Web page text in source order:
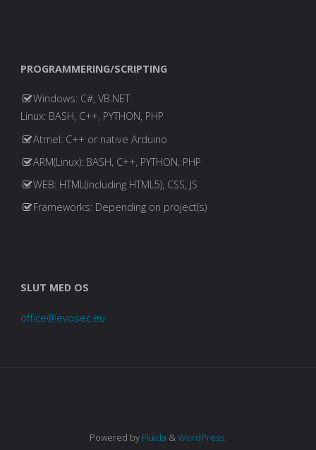
PROGRAMMERING/SCRIPTING
Windows: C#, VB.NET
Linux: BASH, C++, PYTHON, PHP
Atmel: C++ or native Arduino
ARM(Linux): BASH, C++, PYTHON, PHP
WEB: HTML(including HTML5), CSS, JS
Frameworks: Depending on project(s)
SLUT MED OS
office@evosec.eu
Powered by Fluida &WordPress.